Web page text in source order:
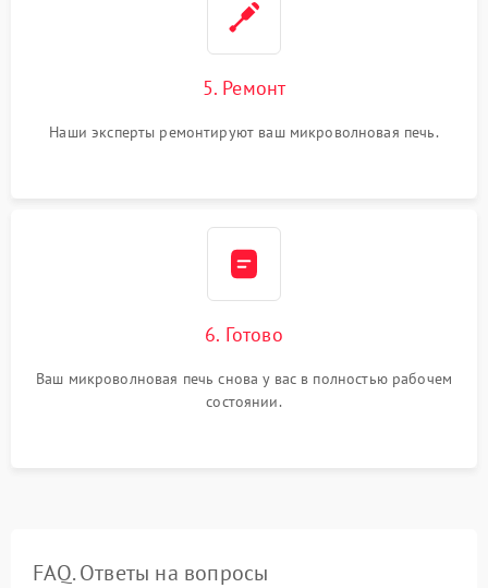
5. Ремонт
Наши эксперты ремонтируют ваш микроволновая печь.
6. Готово
Ваш микроволновая печь снова у вас в полностью рабочем
состоянии.
FAQ. Ответы на вопросы